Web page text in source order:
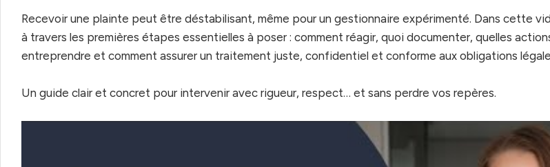
Recevoir une plainte peut être déstabilisant, même pour un gestionnaire expérimenté. Dans cette
à travers les premières étapes essentielles à poser : comment réagir, quoi documenter, quelles
entreprendre et comment assurer un traitement juste, confidentiel et conforme aux obligations
Un guide clair et concret pour intervenir avec rigueur, respect… et sans perdre vos repères.